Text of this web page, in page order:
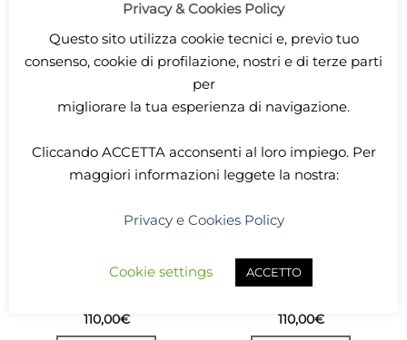
LARP
110,00€
ABITI DONNA
Corsetto nero con
110,00€
Privacy & Cookies Policy
Questo sito utilizza cookie tecnici e, previo tuo
consenso, cookie di profilazione, nostri e di terze parti
per
migliorare la tua esperienza di navigazione.
Cliccando ACCETTAacconsenti al loro impiego. Per
maggiori informazioni leggete la nostra:
Privacy e Cookies Policy
Cookie settings ACCETTO